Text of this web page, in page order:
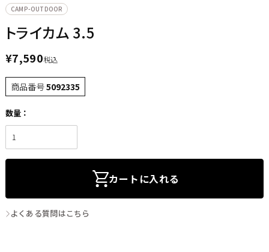
CAMP-OUTDOOR
トライカム 3.5
¥7,590税込
商品番号5092335
カートに入れる
よくある質問はこちら